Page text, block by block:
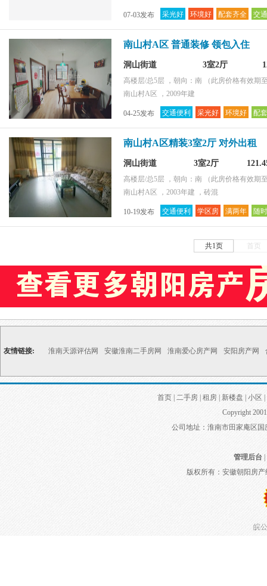
07-03发布 采光好 环境好 配套齐全 交
南山村A区 普通装修 领包入住
洞山街道 3室2厅
高楼层/总5层 ，朝向：南
（此房价格有效期
南山村A区 ，2009年建
04-25发布 交通便利 采光好 环境好 配
南山村A区精装3室2厅 对外出租
洞山街道 3室2厅
高楼层/总5层 ，朝向：南
（此房价格有效期
南山村A区 ，2003年建 ，砖混
10-19发布 交通便利 学区房 满两年 随
共1页 首页
友情链接: 淮南天源评估网 安徽淮南二手房网 淮南爱心房产网 安阳房产网
首页 二手房 租房 新楼盘 小区
Copyright
公司地址：淮南市田家庵区
管理后台|
版权所有：安徽朝阳房
皖